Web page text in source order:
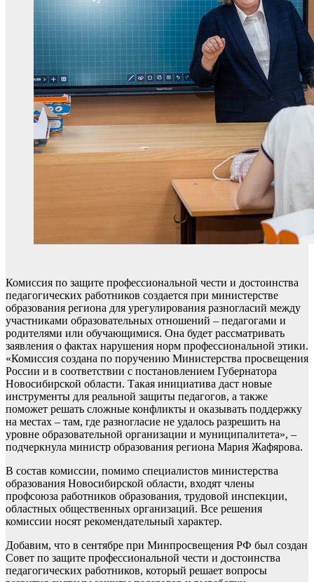
Комиссия по защите профессиональной чести и достоинства
педагогических работников создается при министерстве
образования региона для урегулирования разногласий между
участниками образовательных отношений – педагогами и
родителями или обучающимися. Она будет рассматривать
заявления о фактах нарушения норм профессиональной этики.
«Комиссия создана по поручению Министерства просвещения
России и в соответствии с постановлением Губернатора
Новосибирской области. Такая инициатива даст новые
инструменты для реальной защиты педагогов, а также
поможет решать сложные конфликты и оказывать поддержку
на местах – там, где разногласие не удалось разрешить на
уровне образовательной организации и муниципалитета», –
подчеркнула министр образования региона Мария Жафярова.
В состав комиссии, помимо специалистов министерства
образования Новосибирской области, входят члены
профсоюза работников образования, трудовой инспекции,
областных общественных организаций. Все решения
комиссии носят рекомендательный характер.
Добавим, что в сентябре при Минпросвещения РФ был создан
Совет по защите профессиональной чести и достоинства
педагогических работников, который решает вопросы